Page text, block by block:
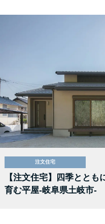
注文住宅
【注文住宅】四季ととも
育む平屋-岐阜県土岐市-